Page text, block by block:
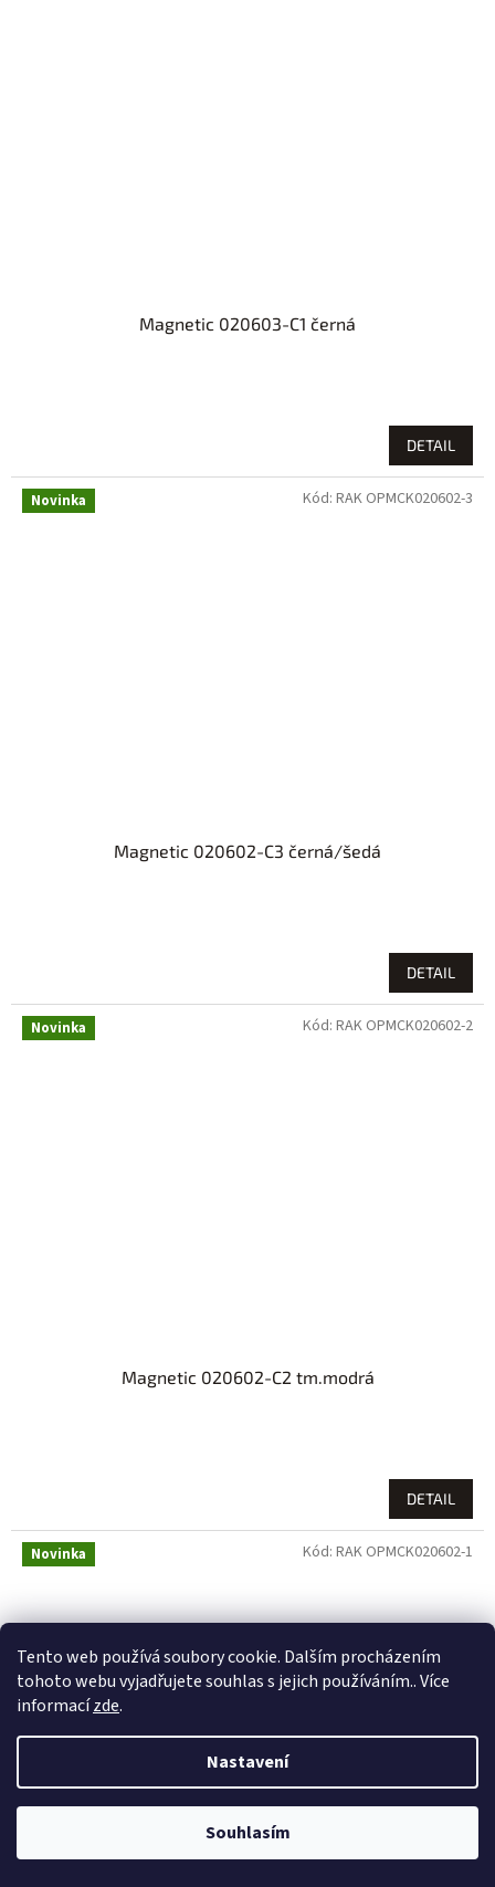
Tento web používá soubory cookie. Dalším procházením
tohoto webu vyjadřujete souhlas s jejich používáním.. Více
informacízde.
Nastavení
Souhlasím
Magnetic 020603-C1 černá
DETAIL
Novinka
Magnetic 020602-C3 černá/šedá
DETAIL
Kód: RAK OPMCK020602-3
Novinka
Magnetic 020602-C2 tm.modrá
DETAIL
Kód: RAK OPMCK020602-2
Novinka Kód: RAK OPMCK020602-1